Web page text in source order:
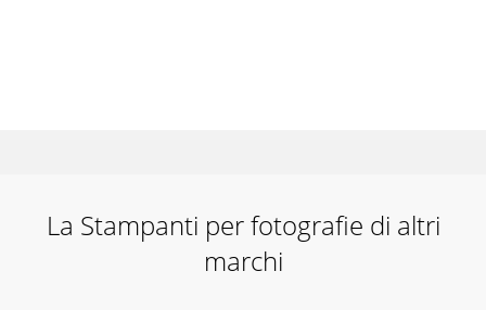
La Stampanti per fotografie di altri
marchi